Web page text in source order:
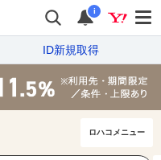
i
ID新規取得
ロハコメニュー